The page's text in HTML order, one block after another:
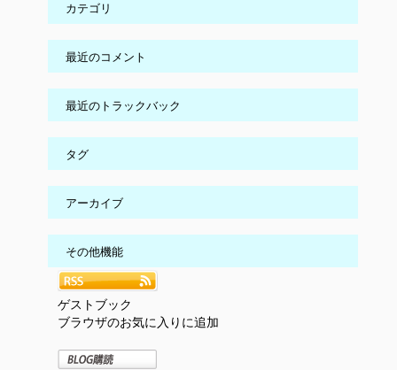
カテゴリ
最近のコメント
最近のトラックバック
タグ
アーカイブ
その他機能
ゲストブック
ブラウザのお気に入りに追加